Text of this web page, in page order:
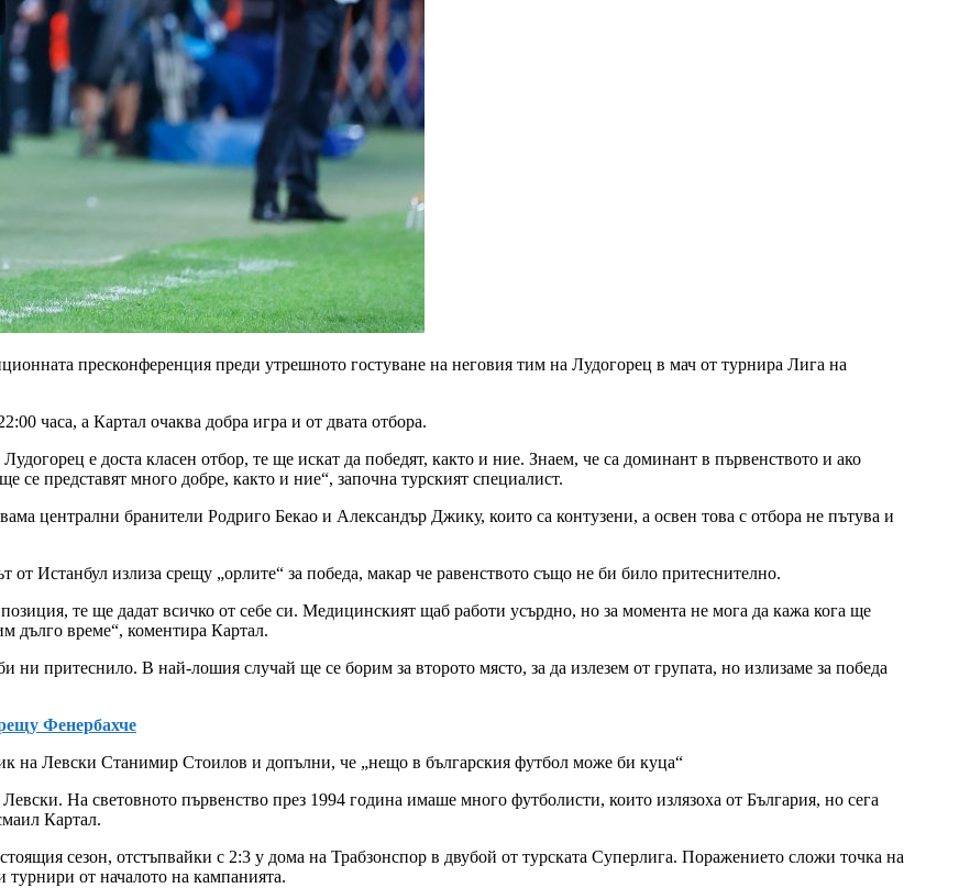
пресконференция преди утрешното гостуване на неговия тим на Лудогорец в мач от турнира Лига на
часа, а Картал очаква добра игра и от двата отбора.
е доста класен отбор, те ще искат да победят, както и ние. Знаем, че са доминант в първенството и ако
представят много добре, както и ние“, започна турският специалист.
централни бранители Родриго Бекао и Александър Джику, които са контузени, а освен това с отбора не пътува и
Истанбул излиза срещу „орлите“ за победа, макар че равенството също не би било притеснително.
те ще дадат всичко от себе си. Медицинският щаб работи усърдно, но за момента не мога да кажа кога ще
дълго време“, коментира Картал.
ни притеснило. В най-лошия случай ще се борим за второто място, за да излезем от групата, но излизаме за победа
Фенербахче
на Левски Станимир Стоилов и допълни, че „нещо в българския футбол може би куца“
На световното първенство през 1994 година имаше много футболисти, които излязоха от България, но сега
Картал.
сезон, отстъпвайки с 2:3 у дома на Трабзонспор в двубой от турската Суперлига. Поражението сложи точка на
турнири от началото на кампанията.